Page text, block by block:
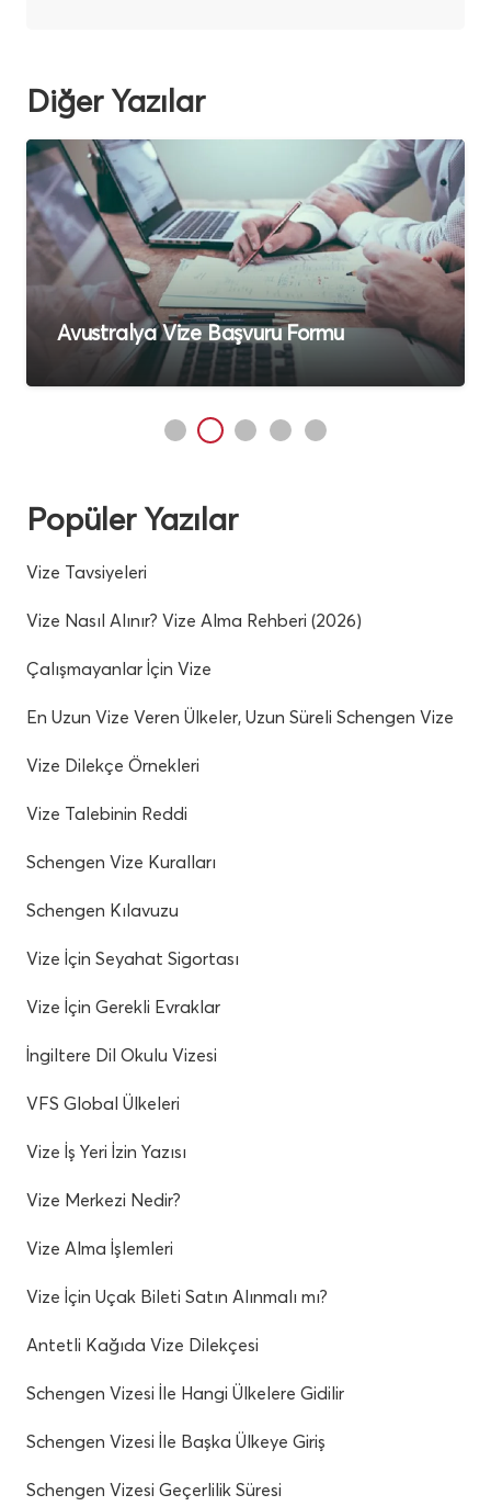
Diğer Yazılar
Çalışmayanlar İçin Avustralya Vizesi
Şartları
Popüler Yazılar
Vize Tavsiyeleri
Vize Nasıl Alınır? Vize Alma Rehberi (2026)
Çalışmayanlar İçin Vize
En Uzun Vize Veren Ülkeler, Uzun Süreli Schengen Vize
Vize Dilekçe Örnekleri
Vize Talebinin Reddi
Schengen Vize Kuralları
Schengen Kılavuzu
Vize İçin Seyahat Sigortası
Vize İçin Gerekli Evraklar
İngiltere Dil Okulu Vizesi
VFS Global Ülkeleri
Vize İş Yeri İzin Yazısı
Vize Merkezi Nedir?
Vize Alma İşlemleri
Vize İçin Uçak Bileti Satın Alınmalı mı?
Antetli Kağıda Vize Dilekçesi
Schengen Vizesi İle Hangi Ülkelere Gidilir
Schengen Vizesi İle Başka Ülkeye Giriş
Schengen Vizesi Geçerlilik Süresi